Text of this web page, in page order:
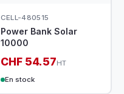
CELL-480515
Power Bank Solar
10000
CHF 54.57HT
En stock